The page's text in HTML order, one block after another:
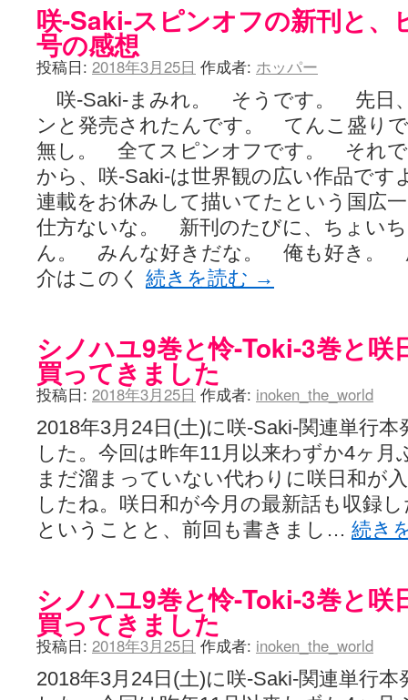
咲-Saki-スピンオフの新刊と、
号の感想
投稿日: 2018年3月25日 作成者: ホッパー
咲-Saki-まみれ。 そうです。 先日
ンと発売されたんです。 てんこ盛り
無し。 全てスピンオフです。 それで
から、咲-Saki-は世界観の広い作品で
連載をお休みして描いてたという国広
仕方ないな。 新刊のたびに、ちょい
ん。 みんな好きだな。 俺も好き。
介はこのく 続きを読む →
シノハユ9巻と怜-Toki-3巻と咲
買ってきました
投稿日: 2018年3月25日 作成者: inoken_the_world
2018年3月24日(土)に咲-Saki-関連単行
した。今回は昨年11月以来わずか4ヶ月
まだ溜まっていない代わりに咲日和が
したね。咲日和が今月の最新話も収録
ということと、前回も書きまし… 続き
シノハユ9巻と怜-Toki-3巻と咲
買ってきました
投稿日: 2018年3月25日 作成者: inoken_the_world
2018年3月24日(土)に咲-Saki-関連単行